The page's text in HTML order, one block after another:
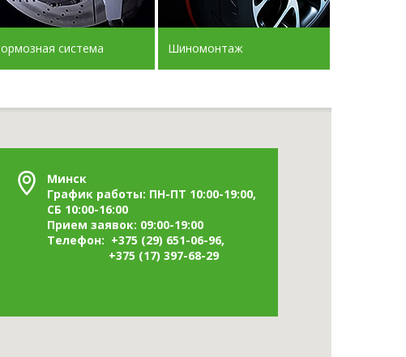
система Шиномонтаж
Минск
График работы: ПН-ПТ 10:00-19:00,
СБ 10:00-16:00
Прием заявок: 09:00-19:00
Телефон: +375 (29) 651-06-96,
+375 (17) 397-68-29